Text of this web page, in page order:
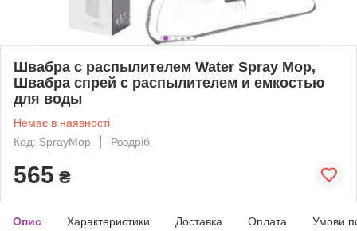
Швабра с распылителем Water Spray Mop,
Швабра спрей с распылителем и емкостью
для воды
Немає в наявності
Код: SprayMop
Роздріб
565 ₴
Опис Характеристики Доставка Оплата Умови